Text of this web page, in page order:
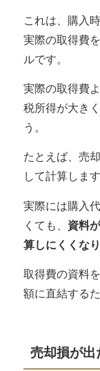
これは、購入
実際の取得費
ルです。
実際の取得費
税所得が大き
う。
たとえば、売
して計算します
実際には購入
くても、 資料
算しにくくなり
取得費の資料
額に直結するた
売却損が出